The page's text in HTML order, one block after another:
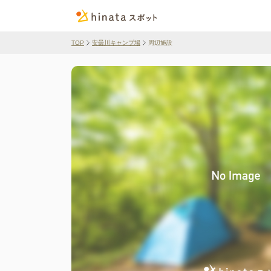
TOP 安曇川キャンプ場 周辺施設